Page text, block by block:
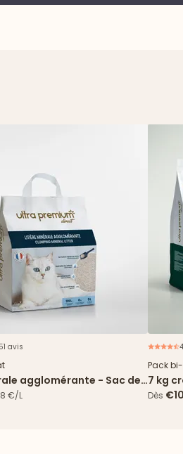
avis
agglomérante - Sac de
€/L
Pack
7 kg
frais
Dès